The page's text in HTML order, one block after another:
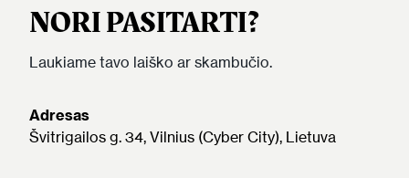
NORI PASITARTI?
Laukiame tavo laiško ar skambučio.
Adresas
Švitrigailos g. 34, Vilnius (Cyber City), Lietuva